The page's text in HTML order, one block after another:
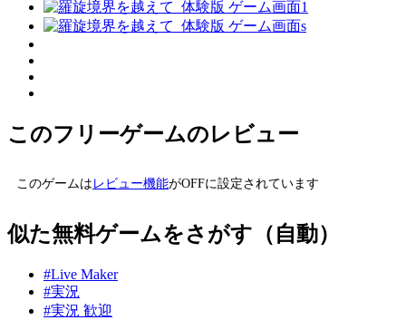
このフリーゲームのレビュー
このゲームは レビュー機能がOFFに設定されています
似た無料ゲームをさがす（自動）
#Live Maker
#実況
#実況 歓迎